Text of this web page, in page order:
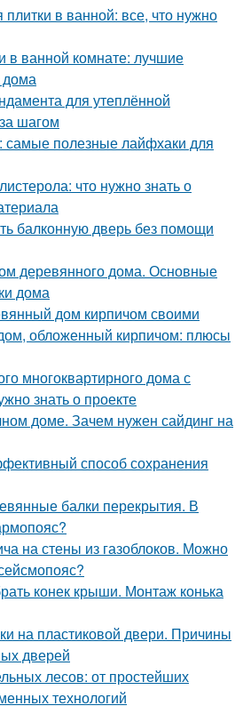
в ванной: все, что нужно
в ванной комнате: лучшие
дома
для утеплённой
шагом
самые полезные лайфхаки для
что нужно знать о
балконную дверь без помощи
деревянного дома. Основные
дома
дом кирпичом своими
обложенный кирпичом: плюсы
многоквартирного дома с
знать о проекте
доме. Зачем нужен сайдинг на
способ сохранения
балки перекрытия. В
на стены из газоблоков. Можно
конек крыши. Монтаж конька
на пластиковой двери. Причины
дверей
лесов: от простейших
технологий